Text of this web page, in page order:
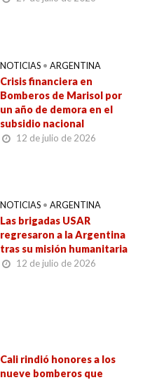
NOTICIAS • ARGENTINA
Crisis financiera en
Bomberos de Marisol por
un año de demora en el
subsidio nacional
12 de julio de 2026
NOTICIAS • ARGENTINA
Las brigadas USAR
regresaron a la Argentina
tras su misión humanitaria
12 de julio de 2026
Cali rindió honores a los
nueve bomberos que